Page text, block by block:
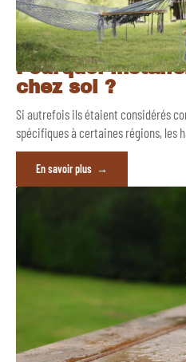
Pourquoi
chez soi ?
Si autrefois ils étaient considérés
spécifiques à certaines régions, les
En savoir plus